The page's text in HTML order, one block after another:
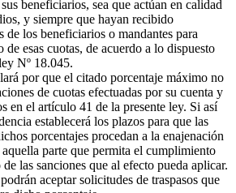
beneficiarios, sea que actúan en calidad
y siempre que hayan recibido
de los beneficiarios o mandantes para
de esas cuotas, de acuerdo a lo dispuesto
Nº 18.045.
por que el citado porcentaje máximo no
de cuotas efectuadas por su cuenta y
en el artículo 41 de la presente ley. Si así
establecerá los plazos para que las
porcentajes procedan a la enajenación
aquella parte que permita el cumplimiento
las sanciones que al efecto pueda aplicar.
aceptar solicitudes de traspasos que